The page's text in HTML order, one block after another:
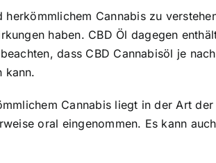
Cannabis zu
haben. CBD Öl dagegen
dass CBD Cannabisöl je
kann.
Cannabis liegt in der Art
oral eingenommen. Es kann